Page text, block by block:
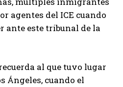
agentes del ICE cuando
ante este tribunal de la
al que tuvo lugar
Ángeles, cuando el